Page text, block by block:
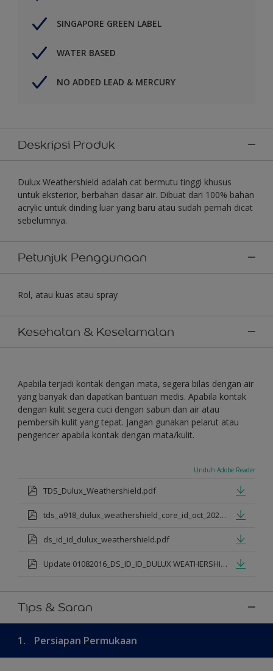
SINGAPORE GREEN LABEL
WATER BASED
NO ADDED LEAD & MERCURY
Deskripsi Produk
Dulux Weathershield adalah cat bermutu tinggi khusus
untuk eksterior, berbahan dasar air. Dibuat dari 100% bahan
acrylic untuk dinding luar yang baru atau sudah pernah dicat
sebelumnya.
Petunjuk Penggunaan
Rol, atau kuas atau spray
Kesehatan & Keselamatan
Apabila terjadi kontak dengan mata, segera bilas dengan air
yang banyak dan dapatkan bantuan medis. Apabila kontak
dengan kulit segera cuci dengan sabun dan air atau
pembersih kulit yang tepat. Jangan gunakan pelarut atau
pengencer apabila kontak dengan mata/kulit.
Unduh Adobe Reader
TDS_Dulux_Weathershield.pdf
tds_a918_dulux_weathershield_core_id_oct_2021.pdf
ds_id_id_dulux_weathershield.pdf
Update 01082016_DS_ID_ID_DULUX WEATHERSHIELD PRO PREMIUM EXTERIOR_mod.pdf
Tips & Saran
1. Persiapan Permukaan